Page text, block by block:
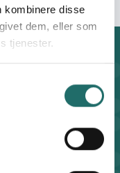
kombinere disse
dem, eller som
tjenester.